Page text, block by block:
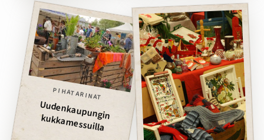
PIHATARINAT
Uudenkaupungin
kukkam
essuilla